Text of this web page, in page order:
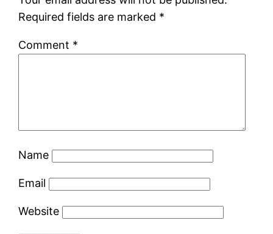
Required fields are marked *
Comment *
Name
Email
Website